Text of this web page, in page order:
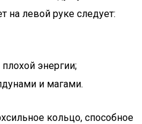
на левой руке следует:
энергии;
и магами.
кольцо, способное